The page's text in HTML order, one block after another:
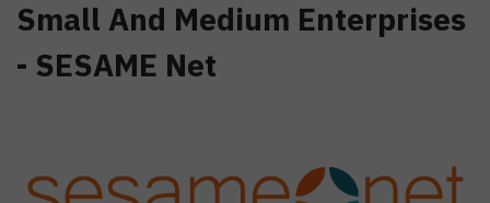
Small And Medium Enterprises
- SESAME Net